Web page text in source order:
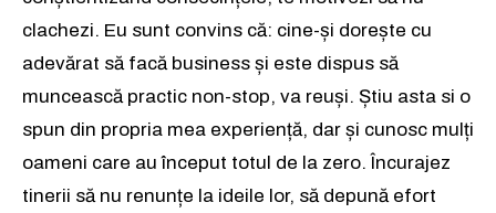
clachezi. Eu sunt convins că: cine-și dorește cu
adevărat să facă business și este dispus să
muncească practic non-stop, va reuși. Știu asta si o
spun din propria mea experiență, dar și cunosc mulți
oameni care au început totul de la zero. Încurajez
tinerii să nu renunțe la ideile lor, să depună efort